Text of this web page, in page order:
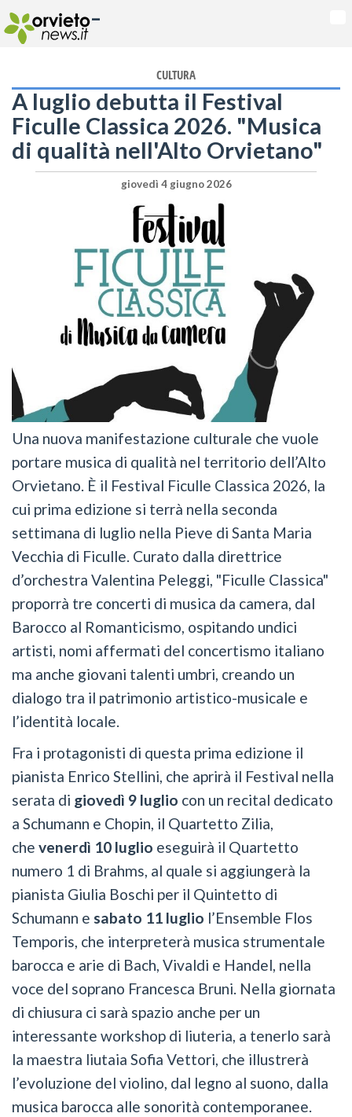
-
CULTURA
A luglio debutta il Festival
Ficulle Classica 2026. "Musica
di qualità nell'Alto Orvietano"
giovedì 4 giugno 2026
Una nuova manifestazione culturale che vuole
portare musica di qualità nel territorio dell’Alto
Orvietano. È il Festival Ficulle Classica 2026, la
cui prima edizione si terrà nella seconda
settimana di luglio nella Pieve di Santa Maria
Vecchia di Ficulle. Curato dalla direttrice
d’orchestra Valentina Peleggi, "Ficulle Classica"
proporrà tre concerti di musica da camera, dal
Barocco al Romanticismo, ospitando undici
artisti, nomi affermati del concertismo italiano
ma anche giovani talenti umbri, creando un
dialogo tra il patrimonio artistico-musicale e
l’identità locale.
Fra i protagonisti di questa prima edizione il
pianista Enrico Stellini, che aprirà il Festival nella
serata di giovedì 9 luglio con un recital dedicato
a Schumann e Chopin, il Quartetto Zilia,
che venerdì 10 luglio eseguirà il Quartetto
numero 1 di Brahms, al quale si aggiungerà la
pianista Giulia Boschi per il Quintetto di
Schumann e sabato 11 luglio l’Ensemble Flos
Temporis, che interpreterà musica strumentale
barocca e arie di Bach, Vivaldi e Handel, nella
voce del soprano Francesca Bruni. Nella giornata
di chiusura ci sarà spazio anche per un
interessante workshop di liuteria, a tenerlo sarà
la maestra liutaia Sofia Vettori, che illustrerà
l’evoluzione del violino, dal legno al suono, dalla
musica barocca alle sonorità contemporanee.